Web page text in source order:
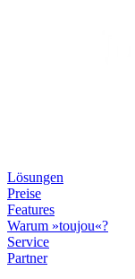
Lösungen
Preise
Features
Warum »toujou«?
Service
Partner